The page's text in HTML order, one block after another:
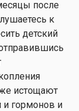
после
к
детский
истощают
и гормонов и